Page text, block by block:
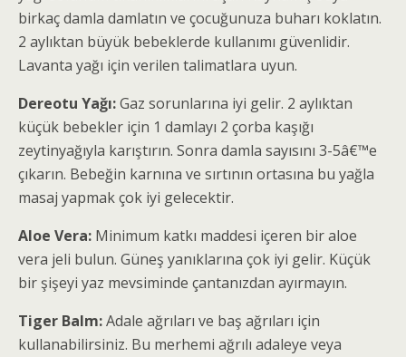
birkaç damla damlatın ve çocuğunuza buharı koklatın.
2 aylıktan büyük bebeklerde kullanımı güvenlidir.
Lavanta yağı için verilen talimatlara uyun.
Dereotu Yağı:Gaz sorunlarına iyi gelir. 2 aylıktan
küçük bebekler için 1 damlayı 2 çorba kaşığı
zeytinyağıyla karıştırın. Sonra damla sayısını 3-5â€™e
çıkarın. Bebeğin karnına ve sırtının ortasına bu yağla
masaj yapmak çok iyi gelecektir.
Aloe Vera: Minimum katkı maddesi içeren bir aloe
vera jeli bulun. Güneş yanıklarına çok iyi gelir. Küçük
bir şişeyi yaz mevsiminde çantanızdan ayırmayın.
Tiger Balm:Adale ağrıları ve baş ağrıları için
kullanabilirsiniz. Bu merhemi ağrılı adaleye veya